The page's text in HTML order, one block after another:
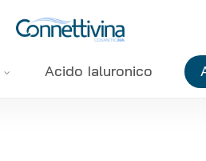
Acido Ialuronico